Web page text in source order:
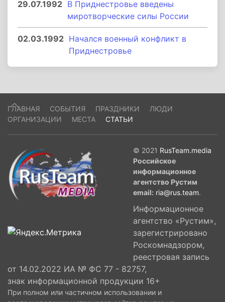
29.07.1992 В Приднестровье введены
миротворческие силы России
02.03.1992 Начался военный конфликт в
Приднестровье
ГЛАВНАЯ СОБЫТИЯ ПРАЗДНИКИ
ЛЮДИ
ОРГАНИЗАЦИИ
МЕСТА СТАТЬИ
© 2021 RusTeam.media
Российское
информационное
агентство Рустим
email: ria@rus.team.
Информационное
агентство «Рустим»,
зарегистрировано
Роскомнадзором,
реестровая запись
от 14.02.2022 ИА № ФС 77 - 82757,
знак информационной продукции 16+
При полном или частичном использовании и